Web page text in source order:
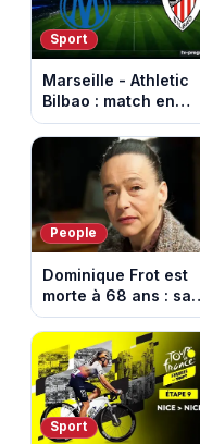
Sport
Marseille - Athletic
Bilbao : match en
direct sur Ligue 1+ à
17h30 (amical du 9
août 2026)
People
Dominique Frot est
morte à 68 ans : sa
sœur Catherine Frot
annonce la triste
nouvelle
Sport